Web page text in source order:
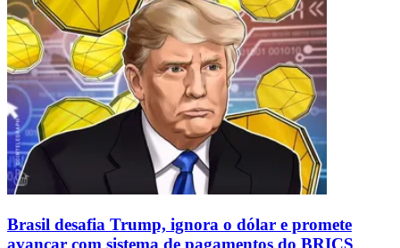
Brasil desafia Trump, ignora o dólar e promete
avançar com sistema de pagamentos do BRICS